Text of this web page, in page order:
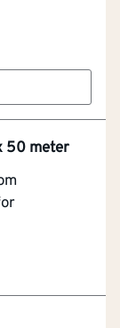
50 meter